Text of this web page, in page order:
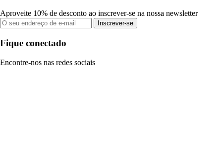
Aproveite 10% de desconto ao inscrever-se na nossa newsletter
Inscrever-se
Fique conectado
Encontre-nos nas redes sociais